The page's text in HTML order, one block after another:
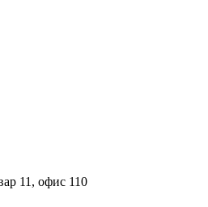
11, офис 110